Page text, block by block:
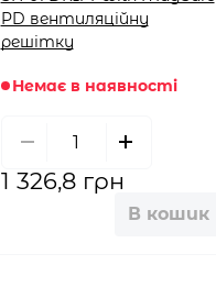
PD вентиляційну
решітку
Немає в наявності
1 326,8 грн
В кошик